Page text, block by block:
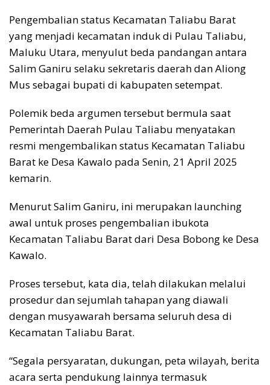
Pengembalian status Kecamatan Taliabu Barat
yang menjadi kecamatan induk di Pulau Taliabu,
Maluku Utara, menyulut beda pandangan antara
Salim Ganiru selaku sekretaris daerah dan Aliong
Mus sebagai bupati di kabupaten setempat.
Polemik beda argumen tersebut bermula saat
Pemerintah Daerah Pulau Taliabu menyatakan
resmi mengembalikan status Kecamatan Taliabu
Barat ke Desa Kawalo pada Senin, 21 April 2025
kemarin.
Menurut Salim Ganiru, ini merupakan launching
awal untuk proses pengembalian ibukota
Kecamatan Taliabu Barat dari Desa Bobong ke Desa
Kawalo.
Proses tersebut, kata dia, telah dilakukan melalui
prosedur dan sejumlah tahapan yang diawali
dengan musyawarah bersama seluruh desa di
Kecamatan Taliabu Barat.
“Segala persyaratan, dukungan, peta wilayah, berita
acara serta pendukung lainnya termasuk